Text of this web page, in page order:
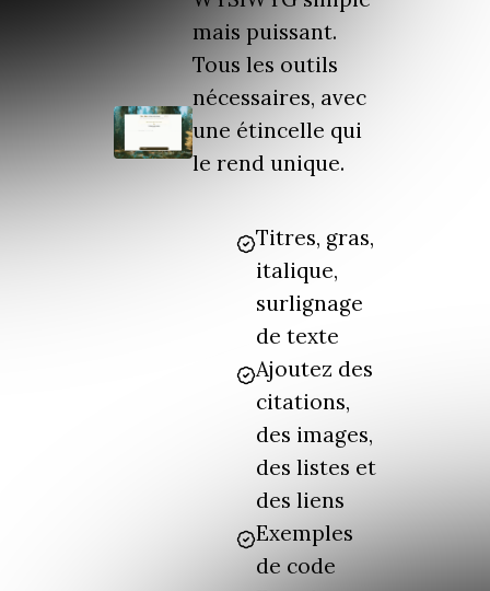
mais puissant.
Tous les outils
nécessaires, avec
une étincelle qui
le rend unique.
Titres, gras,
italique,
surlignage
de texte
Ajoutez des
citations,
des images,
des listes et
des liens
Exemples
de code